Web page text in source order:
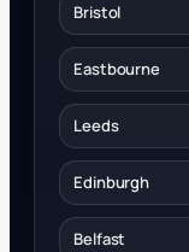
Bristol
Eastbourne
Leeds
Edinburgh
Belfast